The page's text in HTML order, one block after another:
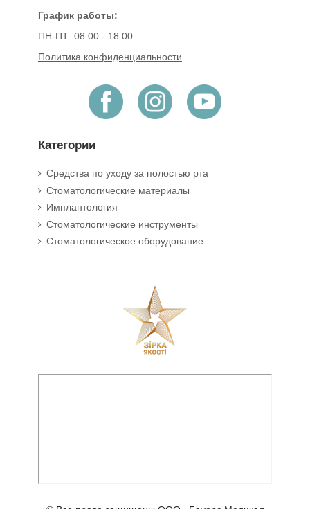
График работы:
ПН-ПТ: 08:00 - 18:00
Политика конфиденциальности
Категории
Средства по уходу за полостью рта
Стоматологические материалы
Имплантология
Стоматологические инструменты
Стоматологическое оборудование